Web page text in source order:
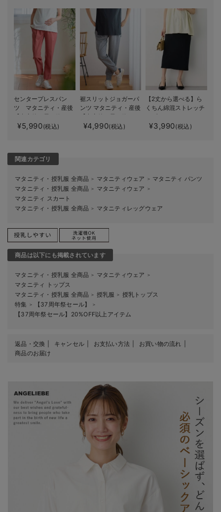
センタープレスパン
ツ マタニティ・産後
【出産後も長く使え
る】
¥5,990(税込)
裾スリットジョガーパ
ンツ マタニティ・産後
【出産後も長く使え
る】
¥4,990(税込)
【2丈から選べる】ら
くちん綿混ストレッチ
リブナロースカート
マタニティ・産後【出
¥3,990(税込)
関連カテゴリ
マタニティ・授乳服 全商品 ＞ マタニティウェア ＞ マタニティ パンツ
マタニティ・授乳服 全商品 ＞ マタニティウェア ＞
マタニティ スカート
マタニティ・授乳服 全商品 ＞ マタニティレッグウェア
商品は以下にも掲載されています
マタニティ・授乳服 全商品 ＞ マタニティウェア ＞
マタニティ トップス
マタニティ・授乳服 全商品 ＞ 授乳服 ＞ 授乳トップス
特集
＞ 【37周年祭セール】 ＞
【37周年祭セール】20%OFF以上アイテム
返品・交換 キャンセル お支払い方法
お買い物の流れ
商品のお届け